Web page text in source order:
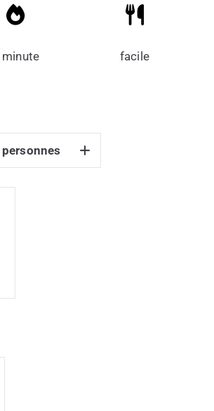
minute facile
personnes